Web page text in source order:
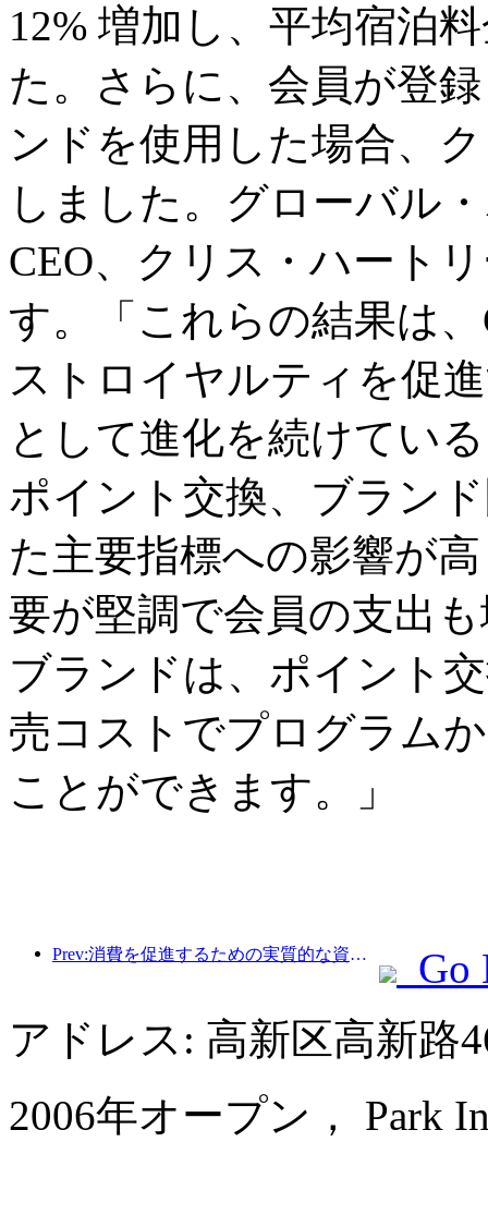
12% 増加し、平均宿泊
た。さらに、会員が登
ンドを使用した場合、
しました。グローバル
CEO、クリス・ハート
す。「これらの結果は
ストロイヤルティを促
として進化を続けてい
ポイント交換、ブラン
た主要指標への影響が
要が堅調で会員の支出
ブランドは、ポイント
売コストでプログラム
ことができます。」
Prev:消費を促進するための実質的な資金、多くの場所で5月1日の文化観光消費クーポンが発行されました
Go
アドレス: 高新区高新路
2006年オープン， Park